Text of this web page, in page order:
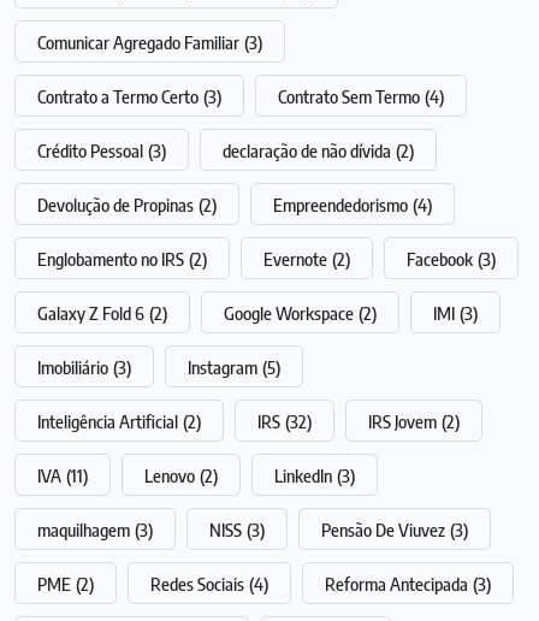
Comunicar Agregado Familiar (3)
Contrato a Termo Certo (3) Contrato Sem Termo (4)
Crédito Pessoal (3) declaração de não dívida (2)
Devolução de Propinas (2) Empreendedorismo (4)
Englobamento no IRS (2) Evernote (2) Facebook (3)
Galaxy Z Fold 6 (2) Google Workspace (2) IMI (3)
Imobiliário (3) Instagram (5)
Inteligência Artificial (2) IRS (32) IRS Jovem (2)
IVA (11) Lenovo (2) LinkedIn (3)
maquilhagem (3) NISS (3) Pensão De Viuvez (3)
PME (2) Redes Sociais (4) Reforma Antecipada (3)